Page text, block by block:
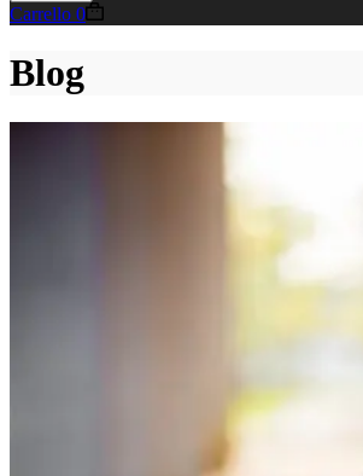
Carrello 0
Blog